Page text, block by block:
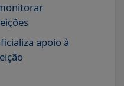
apoio à